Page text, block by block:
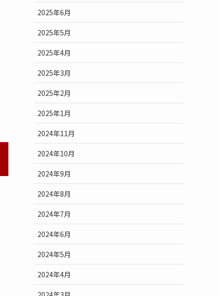
2025年6月
2025年5月
2025年4月
2025年3月
2025年2月
2025年1月
2024年11月
2024年10月
2024年9月
2024年8月
2024年7月
2024年6月
2024年5月
2024年4月